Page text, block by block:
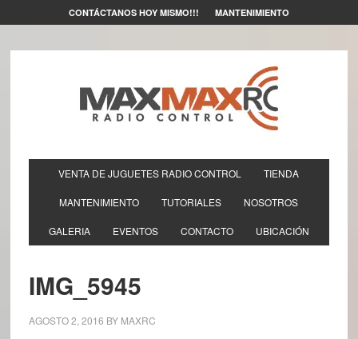
CONTÁCTANOS HOY MISMO!!! MANTENIMIENTO
VENTA DE JUGUETES RADIO CONTROL TIENDA
MANTENIMIENTO TUTORIALES NOSOTROS
GALERIA EVENTOS CONTACTO UBICACIÓN
IMG_5945
AGOSTO 2, 2016 BY MAXRC